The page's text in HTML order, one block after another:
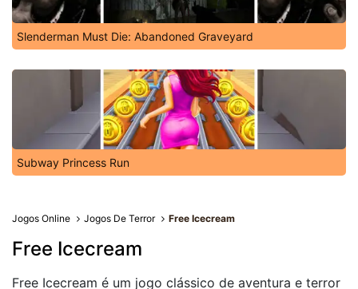
Slenderman Must Die: Abandoned Graveyard
Subway Princess Run
Jogos Online Jogos De Terror Free Icecream
Free Icecream
Free Icecream é um jogo clássico de aventura e terror